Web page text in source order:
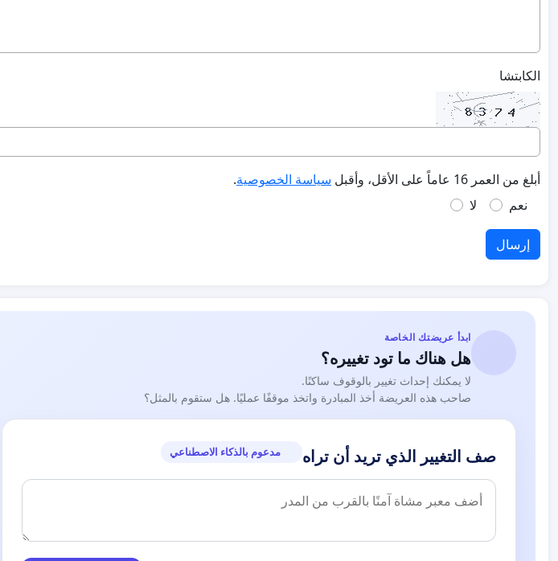
الكابتشا
أبلغ من العمر 16 عاماً على الأقل، وأقبل سياسة الخصوصية.
نعم
لا
إرسال
ابدأ عريضتك الخاصة
هل هناك ما تود تغييره؟
لا يمكنك إحداث تغيير بالوقوف ساكنًا.
صاحب هذه العريضة أخذ المبادرة واتخذ موقفًا عمليًا. هل ستقوم بالمثل؟
صف التغيير الذي تريد أن تراه مدعوم بالذكاء الاصطناعي